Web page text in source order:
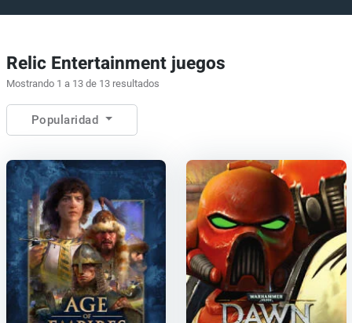
Relic Entertainment juegos
Mostrando 1 a 13 de 13 resultados
Popularidad